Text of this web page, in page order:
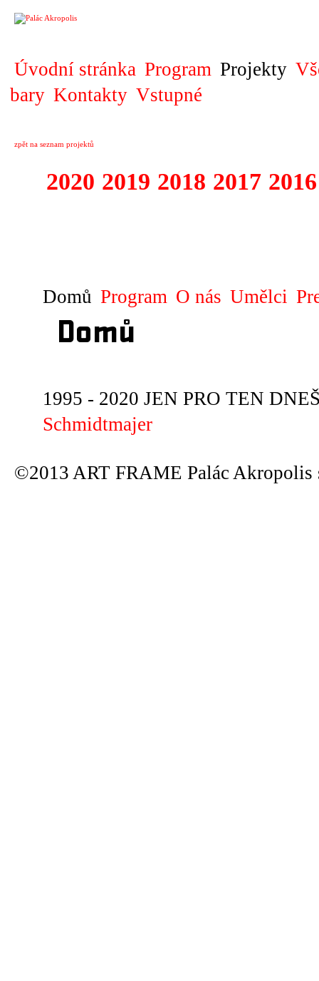
Úvodní stránka Program Projekty
bary Kontakty Vstupné
zpět na seznam projektů
2020 2019 2018 2017 2016
Domů Program O nás Umělci
Domů
1995 - 2020 JEN PRO TEN
Schmidtmajer
©2013 ART FRAME Palác Akropolis